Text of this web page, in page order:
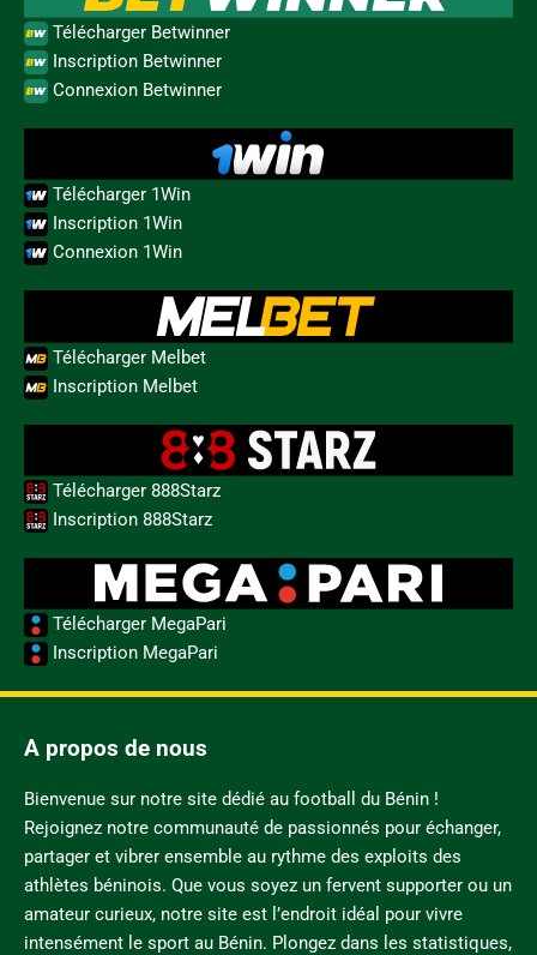
Télécharger Betwinner
Inscription Betwinner
Connexion Betwinner
Télécharger 1Win
Inscription 1Win
Connexion 1Win
Télécharger Melbet
Inscription Melbet
Télécharger 888Starz
Inscription 888Starz
Télécharger MegaPari
Inscription MegaPari
A propos de nous
Bienvenue sur notre site dédié au football du Bénin !
Rejoignez notre communauté de passionnés pour échanger,
partager et vibrer ensemble au rythme des exploits des
athlètes béninois. Que vous soyez un fervent supporter ou un
amateur curieux, notre site est l’endroit idéal pour vivre
intensément le sport au Bénin. Plongez dans les statistiques,